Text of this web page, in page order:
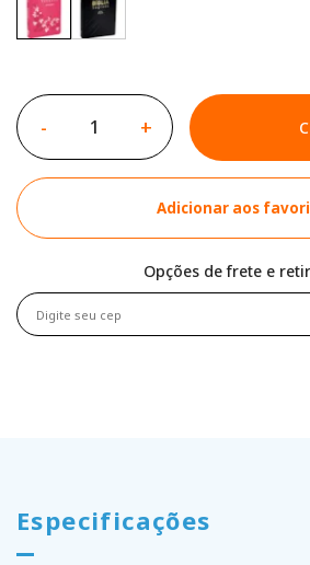
- +
Adicionar aos
Opções de frete e
Especificações